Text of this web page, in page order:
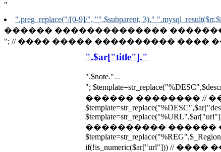
"
".preg_replace("/[0-9]/", "",$subparent, 3)."
������ �������������� ��������
"; // ���� ����� ���������� ����
".$ar["title"]."
".$note."...
";
������ �������� //
���������� ������
if(!is_numeric($ar["url"])) //